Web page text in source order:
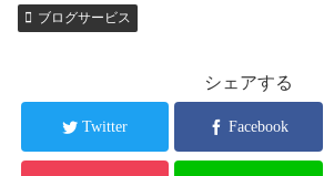
ブログサービス
シェアする
Twitter Facebook